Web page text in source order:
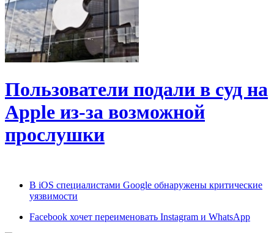
Пользователи подали в суд на
Apple из-за возможной
прослушки
В iOS специалистами Google обнаружены критические
уязвимости
Facebook хочет переименовать Instagram и WhatsApp